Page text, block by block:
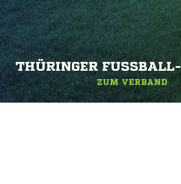
THÜRINGER FUSSBALL-
ZUM VERBAND